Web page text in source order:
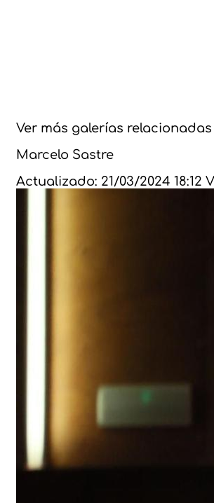
Ver más galerías relacionadas
Marcelo Sastre
Actualizado: 21/03/2024 18:12